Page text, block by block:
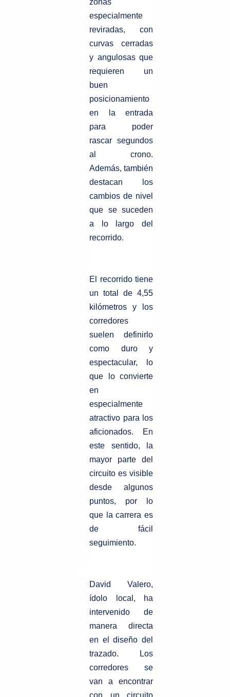
especialmente
reviradas, con
curvas cerradas
y angulosas que
requieren un
buen
posicionamiento
en la entrada
para poder
rascar segundos
al crono.
Además, también
destacan los
cambios de nivel
que se suceden
a lo largo del
recorrido.
El recorrido tiene
un total de 4,55
kilómetros y los
corredores
suelen definirlo
como duro y
espectacular, lo
que lo convierte
en
especialmente
atractivo para los
aficionados. En
este sentido, la
mayor parte del
circuito es visible
desde algunos
puntos, por lo
que la carrera es
de fácil
seguimiento.
David Valero,
ídolo local, ha
intervenido de
manera directa
en el diseño del
trazado. Los
corredores se
van a encontrar
con un circuito